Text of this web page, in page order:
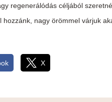
regenerálódás céljából
hozzánk, nagy örömmel várjuk
X